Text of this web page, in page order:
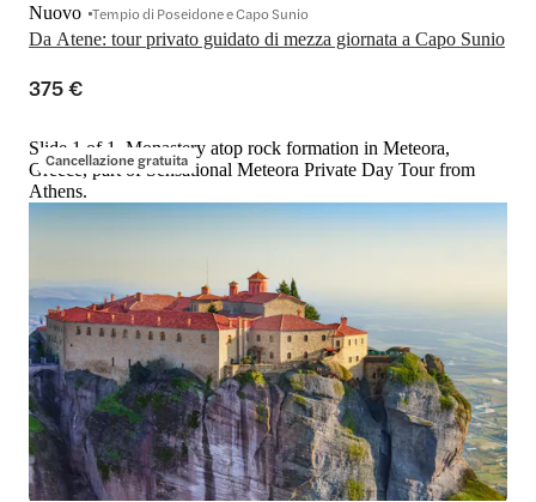
Da Atene: tour privato guidato di mezza giornata a Capo Sunio
Nuovo Tempio di Poseidone e Capo Sunio
375 €
Cancellazione gratuita
Slide 1 of 1, Monastery atop rock formation in Meteora,
Greece, part of Sensational Meteora Private Day Tour from
Athens.